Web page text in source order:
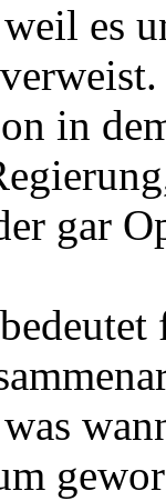
es
in
gar